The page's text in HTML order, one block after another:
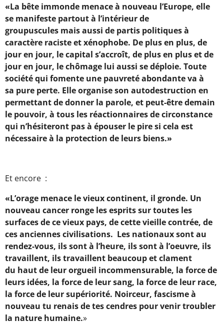
«La bête immonde menace à nouveau l’Europe, elle
se manifeste partout à l’intérieur de
groupuscules mais aussi de partis politiques à
caractère raciste et xénophobe. De plus en plus, de
jour en jour, le capital s’accroît, de plus en plus et de
jour en jour, le chômage lui aussi se déploie. Toute
société qui fomente une pauvreté abondante va à
sa pure perte. Elle organise son autodestruction en
permettant de donner la parole, et peut-être demain
le pouvoir, à tous les réactionnaires de circonstance
qui n’hésiteront pas à épouser le pire si cela est
nécessaire à la protection de leurs biens.»
Et encore :
«L’orage menace le vieux continent, il gronde. Un
nouveau cancer ronge les esprits sur toutes les
surfaces de ce vieux pays, de cette vieille contrée, de
ces anciennes civilisations. Les nationaux sont au
rendez-vous, ils sont à l’heure, ils sont à l’oeuvre, ils
travaillent, ils travaillent beaucoup et clament
du haut de leur orgueil incommensurable, la force de
leurs idées, la force de leur sang, la force de leur race,
la force de leur supériorité. Noirceur, fascisme à
nouveau tu renais de tes cendres pour venir troubler
la nature humaine.»